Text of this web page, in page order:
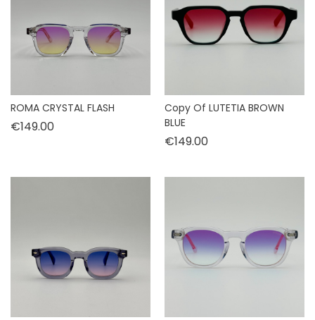
ROMA CRYSTAL FLASH
€149.00
Copy Of LUTETIA BROWN
BLUE
€149.00